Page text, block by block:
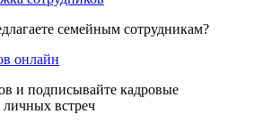
семейным сотрудникам?
онлайн
и подписывайте кадровые
личных встреч